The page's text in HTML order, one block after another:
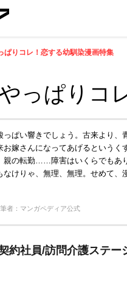
ぱりコレ！恋する幼馴染漫画特集
っぱりコ
ぱい響きでしょう。古来より
お嫁さんになってあげるという
親の転勤……障害はいくらでもあ
けりゃ、無理、無理。せめて、
者：マンガペディア公式
約社員/訪問介護ステ